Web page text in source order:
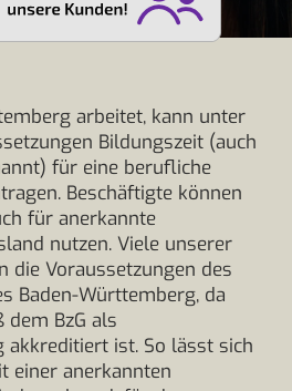
arbeitet, kann unter
Bildungszeit (auch
für eine berufliche
Beschäftigte können
für anerkannte
nutzen. Viele unserer
die Voraussetzungen des
Baden-Württemberg, da
dem BzG als
akkreditiert ist. So lässt sich
einer anerkannten